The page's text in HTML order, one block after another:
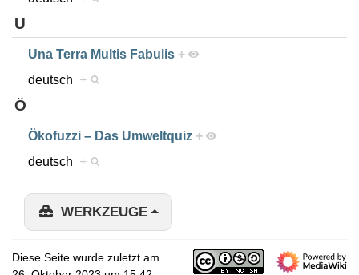
U
Una Terra Multis Fabulis +
deutsch +
Ö
Ökofuzzi – Das Umweltquiz +
deutsch +
WERKZEUGE
Diese Seite wurde zuletzt am